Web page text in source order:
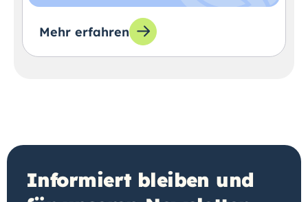
Mehr erfahren
Informiert bleiben und